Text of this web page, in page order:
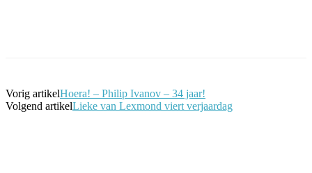
Vorig artikelHoera! – Philip Ivanov – 34 jaar!
Volgend artikelLieke van Lexmond viert verjaardag